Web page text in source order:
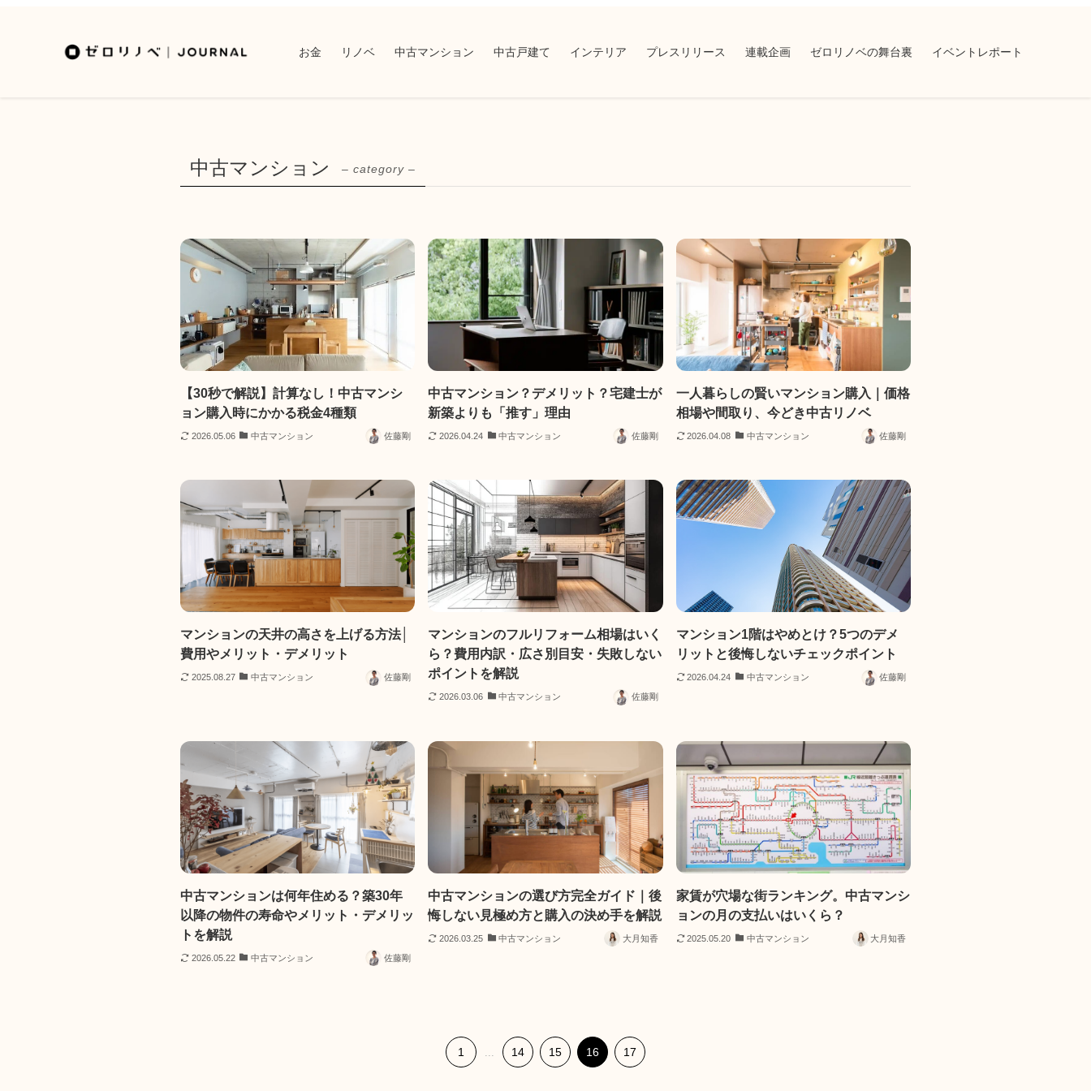
お金 リノベ 中古マンション 中古戸建て インテリア プレスリリース 連載企画 ゼロリノベの舞台裏 イベントレポート
中古マンション – category –
【30秒で解説】計算なし！中古マンシ
ョン購入時にかかる税金4種類
2026.05.06 中古マンション 佐藤剛
中古マンション？デメリット？宅建士が
新築よりも「推す」理由
2026.04.24 中古マンション 佐藤剛
一人暮らしの賢いマンション購入｜価格
相場や間取り、今どき中古リノベ
2026.04.08 中古マンション 佐藤剛
マンションの天井の高さを上げる方法│
費用やメリット・デメリット
2025.08.27 中古マンション 佐藤剛
マンションのフルリフォーム相場はいく
ら？費用内訳・広さ別目安・失敗しない
ポイントを解説
2026.03.06 中古マンション 佐藤剛
マンション1階はやめとけ？5つのデメ
リットと後悔しないチェックポイント
2026.04.24 中古マンション 佐藤剛
中古マンションは何年住める？築30年
以降の物件の寿命やメリット・デメリッ
トを解説
2026.05.22 中古マンション 佐藤剛
中古マンションの選び方完全ガイド｜後
悔しない見極め方と購入の決め手を解説
2026.03.25 中古マンション 大月知香
家賃が穴場な街ランキング。中古マンシ
ョンの月の支払いはいくら？
2025.05.20 中古マンション 大月知香
1 14 15 16 17